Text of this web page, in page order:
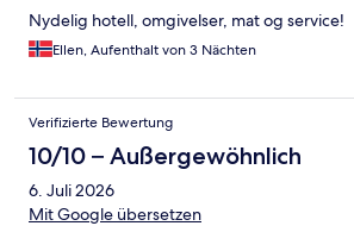
Nydelig hotell, omgivelser, mat og service!
Ellen, Aufenthalt von 3 Nächten
Verifizierte Bewertung
10/10 – Außergewöhnlich
6. Juli 2026
Mit Google übersetzen